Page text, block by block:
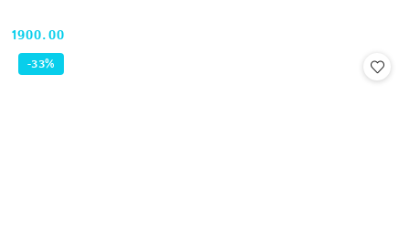
Cena:
1900.00
-33%